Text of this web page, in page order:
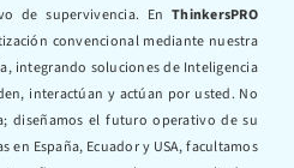
de supervivencia. EnThinkersPRO
convencional mediante nuestra
integrando soluciones de Inteligencia
interactúan y actúan por usted. No
diseñamos el futuro operativo de su
en España, Ecuador y USA, facultamos